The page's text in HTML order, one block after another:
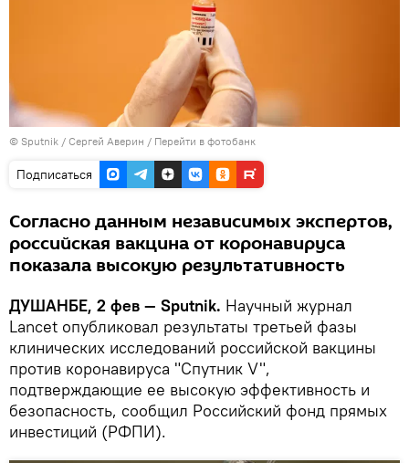
© Sputnik / Сергей Аверин / Перейти в фотобанк
Подписаться
Согласно данным независимых экспертов,
российская вакцина от коронавируса
показала высокую результативность
ДУШАНБЕ, 2 фев — Sputnik. Научный журнал
Lancet опубликовал результаты третьей фазы
клинических исследований российской вакцины
против коронавируса "Спутник V",
подтверждающие ее высокую эффективность и
безопасность, сообщил Российский фонд прямых
инвестиций (РФПИ).